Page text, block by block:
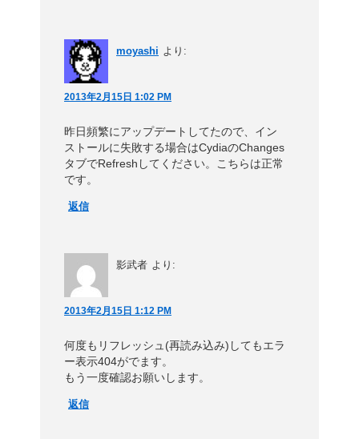
moyashi より:
2013年2月15日 1:02 PM
昨日頻繁にアップデートしてたので、イン
ストールに失敗する場合はCydiaのChanges
タブでRefreshしてください。こちらは正常
です。
返信
影武者 より:
2013年2月15日 1:12 PM
何度もリフレッシュ(再読み込み)してもエラ
ー表示404がでます。
もう一度確認お願いします。
返信